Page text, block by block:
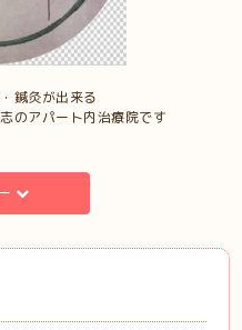
鍼灸が出来る
のアパート内治療院です